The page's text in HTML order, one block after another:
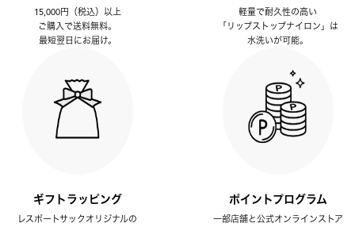
15,000円（税込）以上
ご購入で送料無料。
最短翌日にお届け。
軽量で耐久性の高い
「リップストップナイロン」は
水洗いが可能。
ギフトラッピング
レスポートサックオリジナルの
ポイントプログラム
一部店舗と公式オンラインストア